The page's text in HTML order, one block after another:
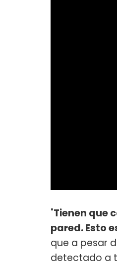
"Tienen que
pared. Esto
que a pesar
detectado a